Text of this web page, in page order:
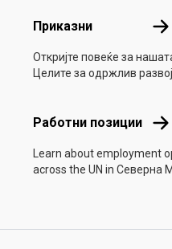
Приказни
Откријте повеќе за
Целите за одржлив развој.
Работни позиции
Learn about employment
across the UN in Северна